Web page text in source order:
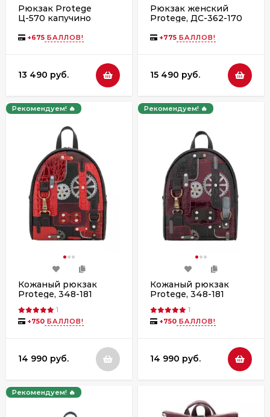
Рюкзак Protege
Ц-570 капучино
+675 БАЛЛОВ!
13 490 руб.
Рюкзак женский
Protege, ДС-362-170
бордовый флотер
+775 БАЛЛОВ!
15 490 руб.
Рекомендуем! 🔥
Кожаный рюкзак
Protege, 348-181
черный+красный
рептилия кайман
1
+750 БАЛЛОВ!
14 990 руб.
Рекомендуем! 🔥
Кожаный рюкзак
Protege, 348-181
чёрный+бордо
флотер
1
+750 БАЛЛОВ!
14 990 руб.
Рекомендуем! 🔥